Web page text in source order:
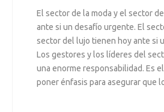
El sector de la moda y el sector
ante si un desafío urgente. El
sector del lujo tienen hoy ante si
Los gestores y los líderes del
una enorme responsabilidad. Es
poner énfasis para asegurar que